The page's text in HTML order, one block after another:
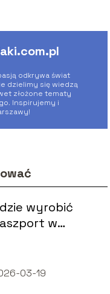
odkrywa świat
dzielimy się wiedzą
złożone tematy
Inspirujemy i
wyrobić
w
03-19